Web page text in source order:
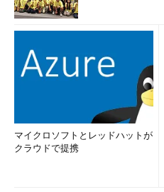
マイクロソフトとレッドハットが
クラウドで提携